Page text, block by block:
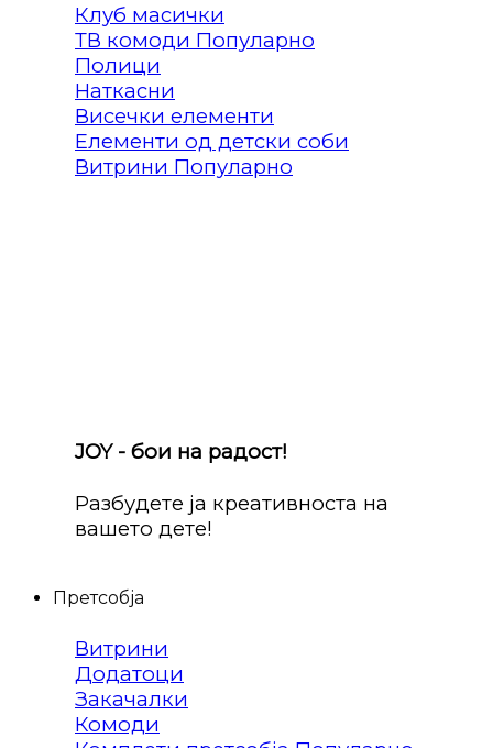
Клуб масички
ТВ комоди
Полици
Наткасни
Висечки елементи
Елементи од детски соби
Витрини
JOY - бои на радост!
Разбудете ја креативноста на
вашето дете!
Претсобја
Витрини
Додатоци
Закачалки
Комоди